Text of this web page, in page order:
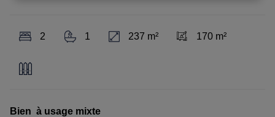
2 1 237 m² 170 m²
Bien à usage mixte